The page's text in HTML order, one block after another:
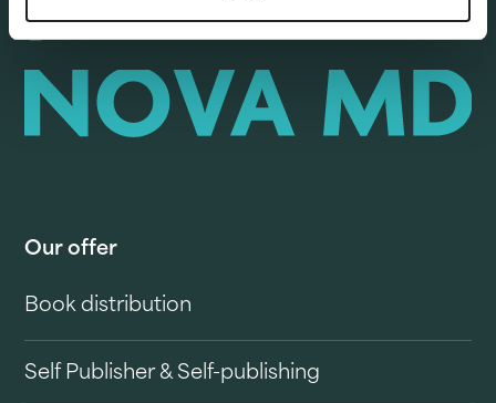
Our offer
Book distribution
Self Publisher & Self-publishing